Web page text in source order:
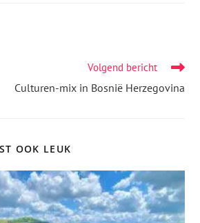
Volgend bericht
Culturen-mix in Bosnië Herzegovina
OOK LEUK